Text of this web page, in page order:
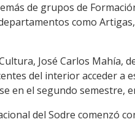
de grupos de
como
José Carlos Mahía,
del interior acceder a
en el segundo semestre,
del Sodre comenzó